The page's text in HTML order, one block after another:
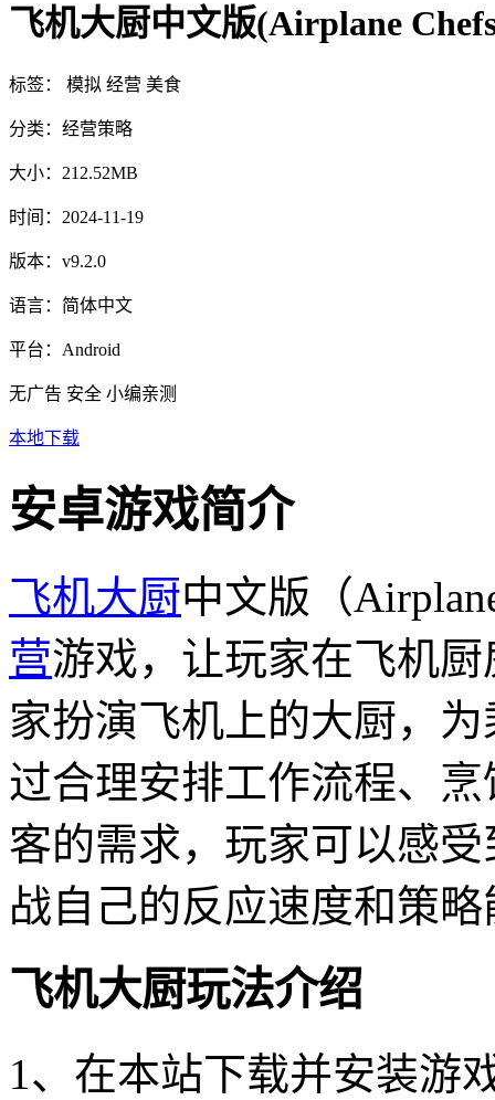
飞机大厨中文版(Airplane
标签： 模拟 经营 美食
分类： 经营策略
大小： 212.52MB
时间： 2024-11-19
版本： v9.2.0
语言： 简体中文
平台： Android
无广告 安全 小编亲测
本地下载
安卓游戏简介
飞机大厨中文版（
营游戏，让玩家在飞机
家扮演飞机上的大厨，
过合理安排工作流程、
客的需求，玩家可以感
战自己的反应速度和策
飞机大厨玩法介绍
1、在本站下载并安装游